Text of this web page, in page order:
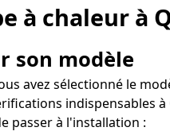
à chaleur à
son modèle
avez sélectionné le
indispensables à
passer à l'installation :